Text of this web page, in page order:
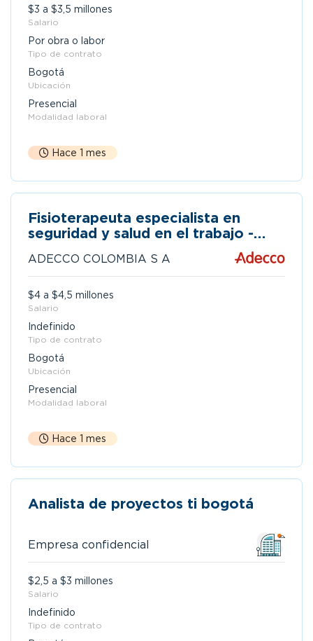
$3 a $3,5 millones
Salario
Por obra o labor
Tipo de contrato
Bogotá
Ubicación
Presencial
Modalidad laboral
Hace 1 mes
Fisioterapeuta especialista en
seguridad y salud en el trabajo -
ADECCO COLOMBIA S A
$4 a $4,5 millones
Salario
Indefinido
Tipo de contrato
Bogotá
Ubicación
Presencial
Modalidad laboral
Hace 1 mes
Analista de proyectos ti bogotá
Empresa confidencial
$2,5 a $3 millones
Salario
Indefinido
Tipo de contrato